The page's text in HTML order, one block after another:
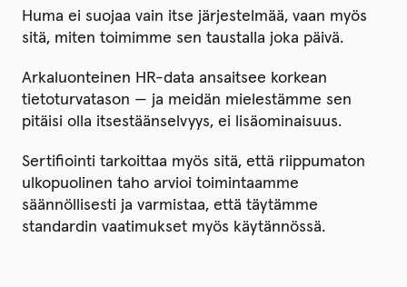
Huma ei suojaa vain itse järjestelmää, vaan myös
sitä, miten toimimme sen taustalla joka päivä.
Arkaluonteinen HR-data ansaitsee korkean
tietoturvatason — ja meidän mielestämme sen
pitäisi olla itsestäänselvyys, ei lisäominaisuus.
Sertifiointi tarkoittaa myös sitä, että riippumaton
ulkopuolinen taho arvioi toimintaamme
säännöllisesti ja varmistaa, että täytämme
standardin vaatimukset myös käytännössä.